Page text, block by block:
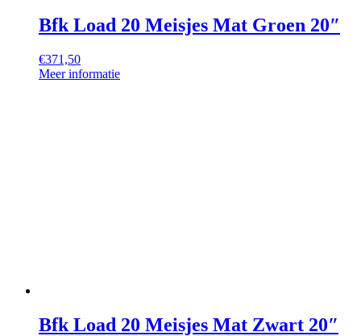
Bfk Load 20 Meisjes Mat Groen 20″
€371,50
Meer informatie
Bfk Load 20 Meisjes Mat Zwart 20″